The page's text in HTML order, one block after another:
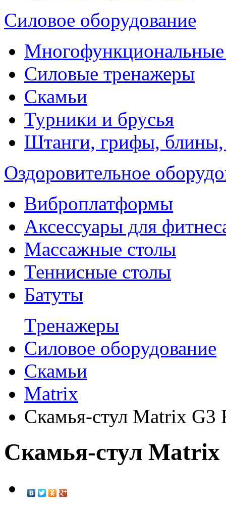
Силовое оборудование
Силовые тренажеры
Скамьи
Турники и брусья
Штанги, грифы, блины,
Оздоровительное
Виброплатформы
Аксессуары для
Массажные столы
Теннисные столы
Батуты
Tренажеры
Силовое оборудование
Скамьи
Matrix
Скамья-стул Matrix G3
Скамья-стул Matrix